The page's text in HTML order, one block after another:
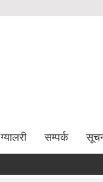
ग्यालरी सम्पर्क